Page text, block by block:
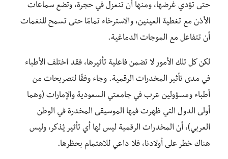
حتى تؤدي غرضها، ومنها أن تنعزل في حجرة، وتضع سماعات
الأذن مع تغطية العينين، والاسترخاء تمامًا حتى تسمح للنغمات
أن تتفاعل مع الموجات الدماغية.
لكن كل تلك الأمور لا تضمن فاعلية تأثيرها، فقد اختلف الأطباء
في مدى تأثير المخدرات الرقمية. وجاء وفقًا لتصريحات من
أطباء ومسؤولين عرب في جامعتي السعودية والإمارات (وهما
أولى الدول التي ظهرت فيها الموسيقى المخدرة في الوطن
العربي)، أن المخدرات الرقمية ليس لها أي تأثير يُذكر، وليس
هناك خطر على أولادنا، فلا داعي للاهتمام بحظرها.